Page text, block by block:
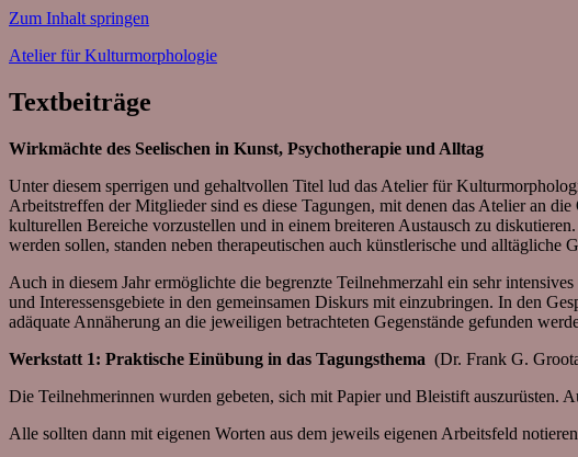
Zum Inhalt springen
Atelier für Kulturmorphologie
Textbeiträge
Wirkmächte des Seelischen in Kunst, Psychotherapie und Alltag
Unter diesem sperrigen und gehaltvollen Titel lud das Atelier für
Arbeitstreffen der Mitglieder sind es diese Tagungen, mit denen das Atelier an
kulturellen Bereiche vorzustellen und in einem breiteren Austausch zu
werden sollen, standen neben therapeutischen auch künstlerische und alltägliche
Auch in diesem Jahr ermöglichte die begrenzte Teilnehmerzahl ein sehr
und Interessensgebiete in den gemeinsamen Diskurs mit einzubringen. In den
adäquate Annäherung an die jeweiligen betrachteten Gegenstände gefunden
Werkstatt 1: Praktische Einübung in das Tagungsthema (Dr. Frank G.
Die Teilnehmerinnen wurden gebeten, sich mit Papier und Bleistift auszurüsten.
Alle sollten dann mit eigenen Worten aus dem jeweils eigenen Arbeitsfeld